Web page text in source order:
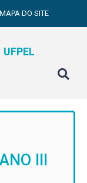
MAPA DO SITE
UFPEL
III